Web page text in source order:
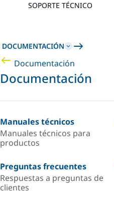
SOPORTE TÉCNICO
DOCUMENTACIÓN
Documentación
Documentación
Manuales técnicos
Manuales técnicos para
productos
Preguntas frecuentes
Respuestas a preguntas de
clientes